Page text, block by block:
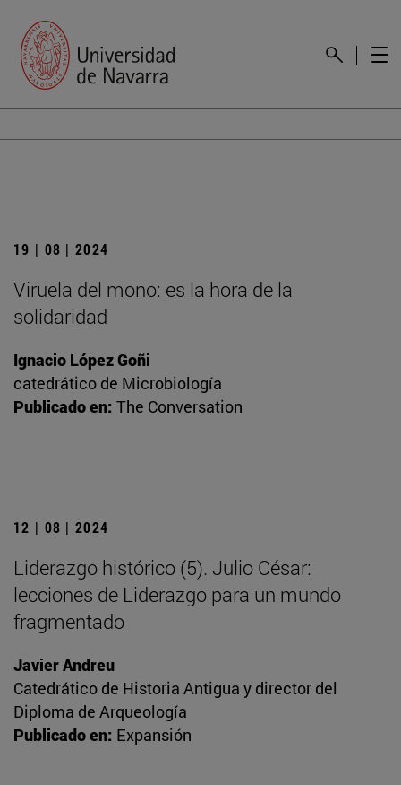
19 | 08 | 2024
Viruela del mono: es la hora de la
solidaridad
Ignacio López Goñi
catedrático de Microbiología
Publicado en: The Conversation
12 | 08 | 2024
Liderazgo histórico (5). Julio César:
lecciones de Liderazgo para un mundo
fragmentado
Javier Andreu
Catedrático de Historia Antigua y director del
Diploma de Arqueología
Publicado en: Expansión